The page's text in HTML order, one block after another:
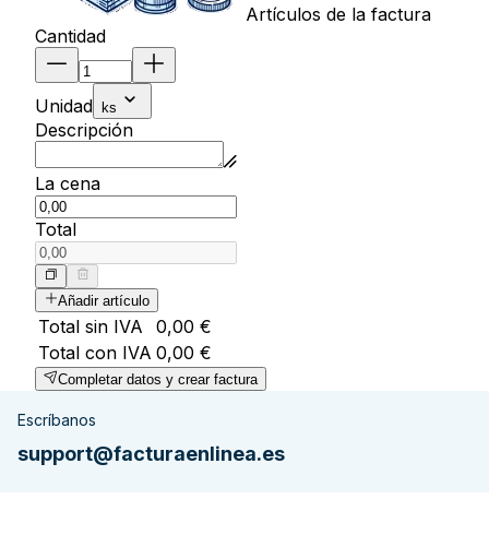
Artículos de la factura
Cantidad
Unidad ks
Descripción
La cena
Total
Añadir artículo
Total sin IVA
0,00 €
Total con IVA 0,00 €
Completar datos y crear factura
Escríbanos
support@facturaenlinea.es